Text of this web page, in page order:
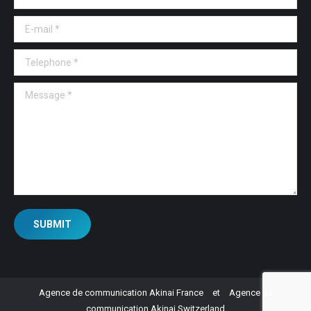
E-mail *
Telephone *
Message *
SUBMIT
Agence de communication Akinai France et Agence de
communication Akinai Switzerland